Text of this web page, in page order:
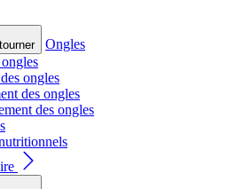
Ongles
ongles
des ongles
des ongles